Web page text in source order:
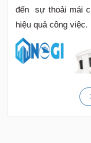
đến sự thoải mái
hiệu quả công việc.